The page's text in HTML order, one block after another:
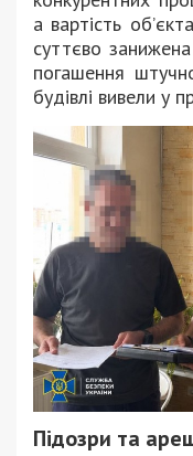
а вартість
суттєво
погашення
будівлі вивели у
Підозри та